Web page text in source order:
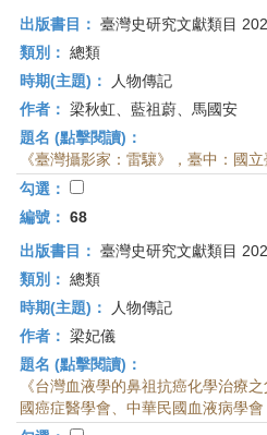
出版書目： 臺灣史研究文獻類目
類別： 總類
時期(主題)：
人物傳記
作者： 梁秋虹、藍祖蔚、馬國安
題名 (點擊閱讀)：
《臺灣攝影家：雷驤》，臺中：國
勾選：
編號： 68
出版書目： 臺灣史研究文獻類目
類別： 總類
時期(主題)：
人物傳記
作者： 梁妃儀
題名 (點擊閱讀)：
《台灣血液學的鼻祖抗癌化學治療
國癌症醫學會、中華民國血液病學會